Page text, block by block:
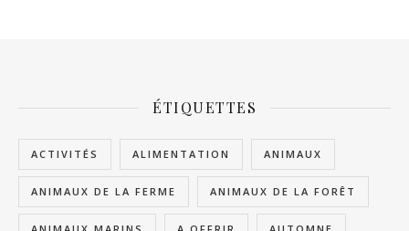
ÉTIQUETTES
ACTIVITÉS ALIMENTATION ANIMAUX
ANIMAUX DE LA FERME ANIMAUX DE LA FORÊT